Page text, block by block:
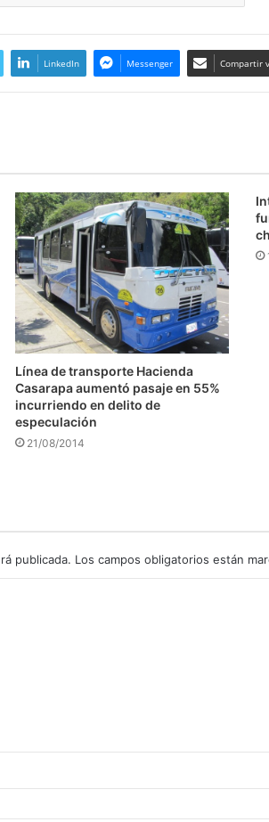
LinkedIn Messenger Compartir
Línea de transporte Hacienda
Casarapa aumentó pasaje en 55%
incurriendo en delito de
especulación
21/08/2014
publicada. Los campos obligatorios están